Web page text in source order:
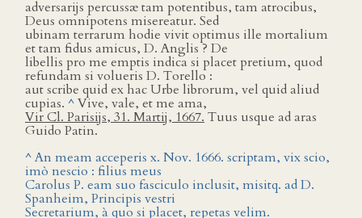
adversarijs percussæ tam potentibus, tam atrocibus,
Deus omnipotens misereatur. Sed
ubinam terrarum hodie vivit optimus ille mortalium
et tam fidus amicus, D. Anglis ? De
libellis pro me emptis indica si placet pretium, quod
refundam si volueris D. Torello :
aut scribe quid ex hac Urbe librorum, vel quid aliud
cupias. ^Vive, vale, et me ama,
Vir Cl. Parisijs, 31. Martij, 1667. Tuus usque ad aras
Guido Patin.
^ An meam acceperis x. Nov. 1666. scriptam, vix scio,
imò nescio : filius meus
Carolus P. eam suo fasciculo inclusit, misitq. ad D.
Spanheim, Principis vestri
Secretarium, à quo si placet, repetas velim.